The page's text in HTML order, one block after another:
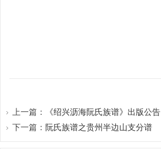
上一篇：
《绍兴沥海阮氏族谱》出版公告
下一篇： 阮氏族谱之贵州半边山支分谱